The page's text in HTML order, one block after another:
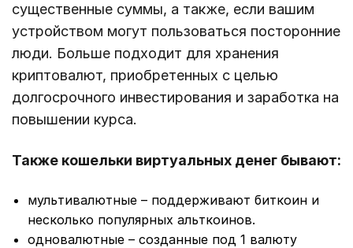
существенные суммы, а также, если вашим
устройством могут пользоваться посторонние
люди. Больше подходит для хранения
криптовалют, приобретенных с целью
долгосрочного инвестирования и заработка на
повышении курса.
Также кошельки виртуальных денег бывают:
мультивалютные – поддерживают биткоин и
несколько популярных альткоинов.
одновалютные – созданные под 1 валюту